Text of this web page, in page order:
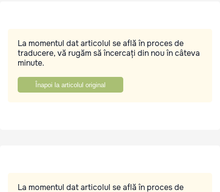
La momentul dat articolul se află în proces de
traducere, vă rugăm să încercați din nou în câteva
minute.
Înapoi la articolul original
La momentul dat articolul se află în proces de